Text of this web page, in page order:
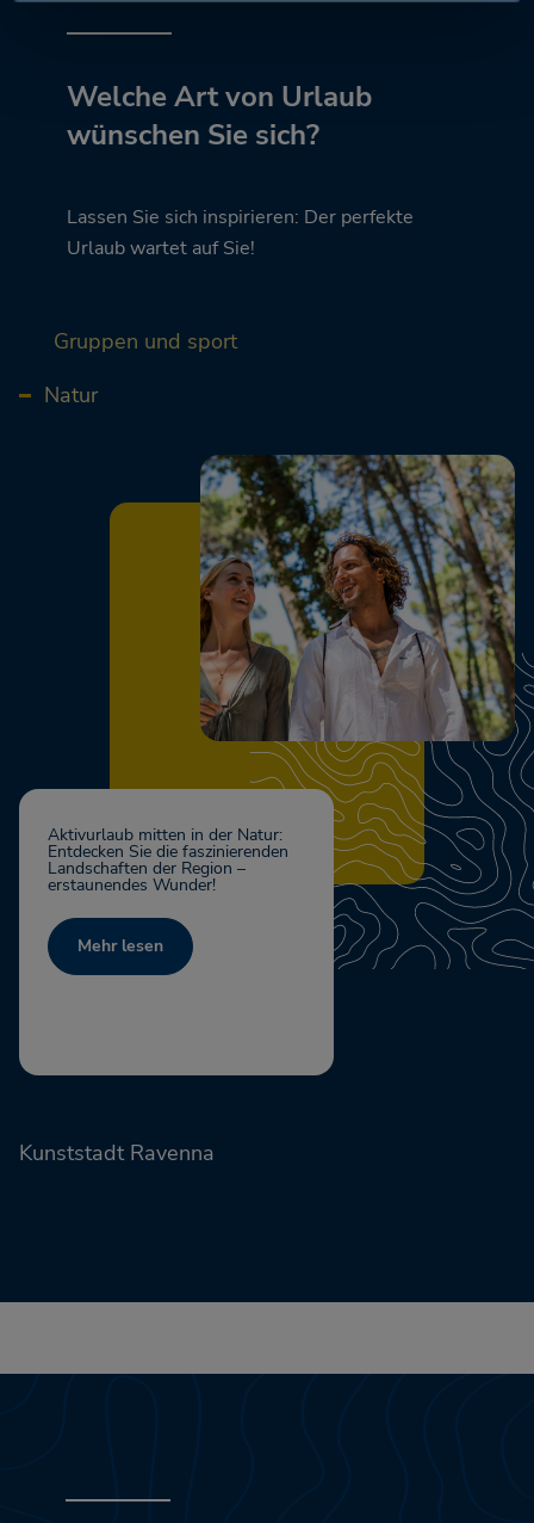
Welche Art von Urlaub
wünschen Sie sich?
Lassen Sie sich inspirieren: Der perfekte
Urlaub wartet auf Sie!
Gruppen und sport
Natur
Aktivurlaub mitten in der Natur:
Entdecken Sie die faszinierenden
Landschaften der Region –
erstaunendes Wunder!
Mehr lesen
Kunststadt Ravenna